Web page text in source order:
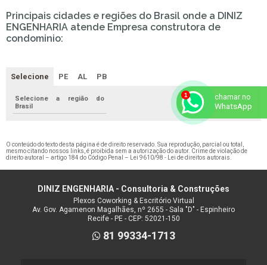
Principais cidades e regiões do Brasil onde a DINIZ
ENGENHARIA atende Empresa construtora de
condominio:
Selecione PE AL PB
Selecione a região do
Brasil
O conteúdo do texto desta página é de direito reservado. Sua reprodução, parcial ou total,
mesmo citando nossos links, é proibida sem a autorização do autor. Crime de violação de
direito autoral – artigo 184 do Código Penal –
Lei 9610/98 - Lei de direitos autorais
DINIZ ENGENHARIA - Consultoria & Construções
Plexos Coworking & Escritório Virtual
Av. Gov. Agamenon Magalhães, nº 2655 - Sala "D" - Espinheiro
Recife - PE - CEP: 52021-150
81 99334-1713
chamar no
WhatsApp